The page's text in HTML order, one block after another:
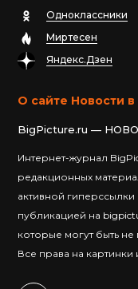
Одноклассники
Миртесен
Яндекс.Дзен
О сайте Новости
BigPicture.ru —
Интернет-журнал
редакционных
активной гиперссылки
публикацией на
которые могут быть
Все права на картинки